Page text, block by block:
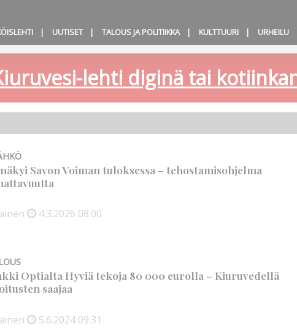
UUTISET TALOUS JA POLITIIKKA KULTTUURI URHEILU
lehti diginä tai
Savon Voiman tuloksessa – tehostamisohjelma
4.3.2026 08:00
Optialta Hyviä tekoja 80 000 eurolla – Kiuruvedellä
saajaa
5.6.2024 09:31